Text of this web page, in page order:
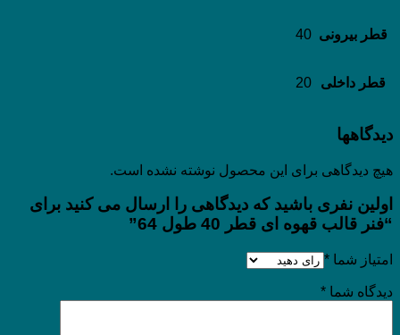
قطر بیرونی 40
قطر داخلی 20
دیدگاهها
هیچ دیدگاهی برای این محصول نوشته نشده است.
اولین نفری باشید که دیدگاهی را ارسال می کنید برای
“فنر قالب قهوه ای قطر 40 طول 64”
امتیاز شما *
دیدگاه شما *